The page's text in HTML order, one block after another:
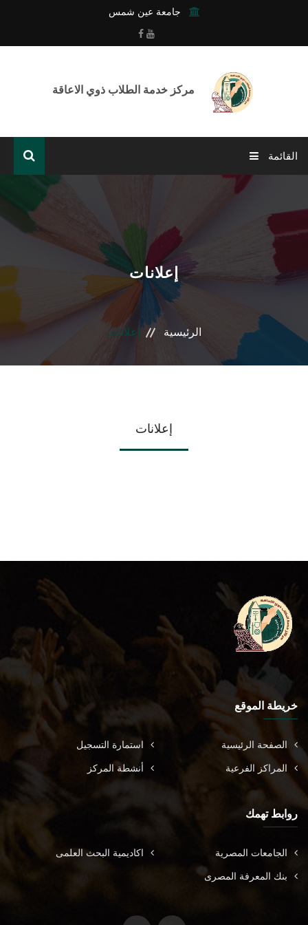
جامعة عين شمس
القائمة
عن المركز
خدمات المركز
أنشطة وفعاليات المركز
إعلانات
الرئيسية إعلانات
إعلانات
خريطة الموقع
الصفحة الرئيسية استمارة التسجيل
المراكز الفرعية أنشطة المركز
روابط تهمك
الجامعات المصرية اكاديمية البحث العلمى
بنك المعرفة المصرى